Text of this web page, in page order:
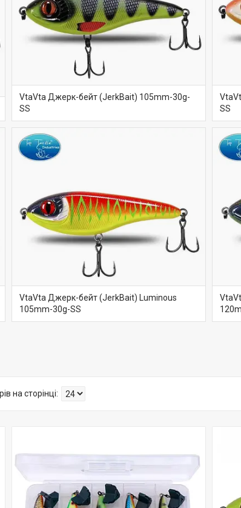
VtaVta Джерк-бейт (JerkBait) 105mm-30g-
SS
SS
VtaVta Джерк-бейт (JerkBait) Luminous
105mm-30g-SS